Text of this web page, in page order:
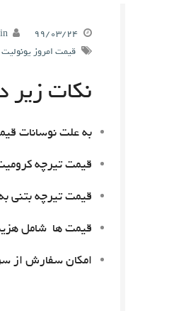
۹۹/۰۳/۲۴
قیمت امروز
نکات زیر
به علت نوسانات
قیمت تیرچه
قیمت تیرچه
قیمت ها شامل
امکان سفارش از